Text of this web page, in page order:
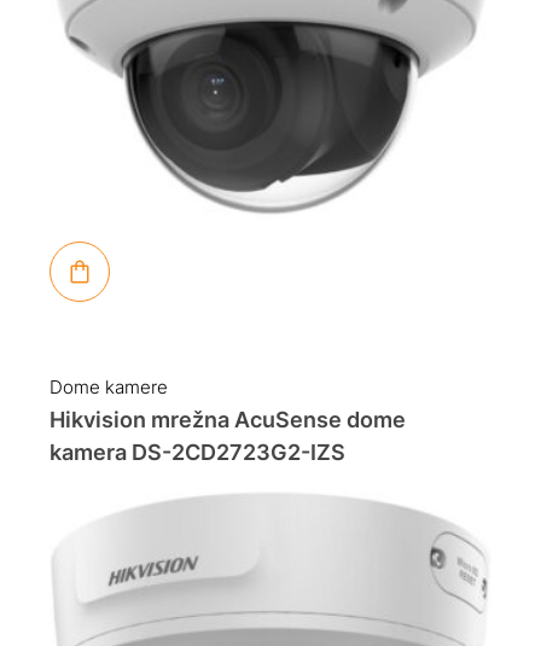
Dome kamere
Hikvision mrežna AcuSense dome
kamera DS-2CD2723G2-IZS